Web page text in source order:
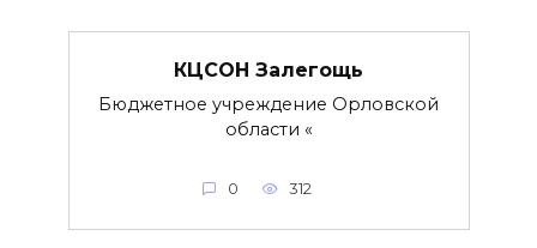
КЦСОН Залегощь
Бюджетное учреждение Орловской
области «
0 312